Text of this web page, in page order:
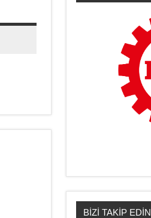
BİZİ TAKİP EDİN